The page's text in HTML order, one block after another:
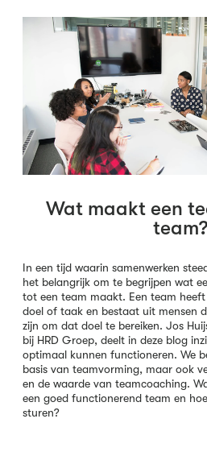
Wat maakt een
team?
In een tijd waarin samenwerken
het belangrijk om te begrijpen wat
tot een team maakt. Een team heeft
doel of taak en bestaat uit mensen
zijn om dat doel te bereiken. Jos
bij HRD Groep, deelt in deze blog
optimaal kunnen functioneren. We
basis van teamvorming, maar ook
en de waarde van teamcoaching.
een goed functionerend team en
sturen?